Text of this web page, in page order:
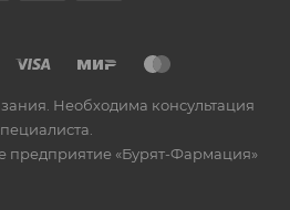
Необходима консультация
предприятие «Бурят-Фармация»